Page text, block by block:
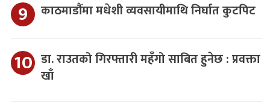
काठमाडौंमा मधेशी व्यवसायीमाथि निर्घात कुटपिट
डा. राउतको गिरफ्तारी महँगो साबित हुनेछ : प्रवक्ता
खाँ